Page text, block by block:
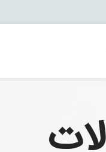
Re-Image and
Splunk